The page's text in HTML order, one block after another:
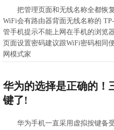
把管理页面和无线名称全都恢
WiFi会有路由器背面无线名称的
管手机提示不能上网在手机的浏览
页面设置密码建议跟WiFi密码相同
网模式家
华为的选择是正确的！
键了!
华为手机一直采用虚拟按键备